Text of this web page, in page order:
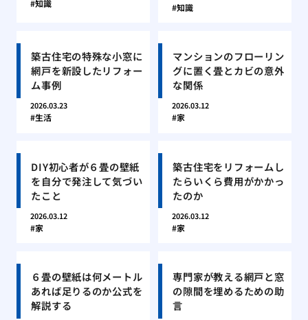
知識 知識
築古住宅の特殊な小窓に
網戸を新設したリフォー
ム事例
2026.03.23
生活
マンションのフローリン
グに置く畳とカビの意外
な関係
2026.03.12
家
DIY初心者が６畳の壁紙
を自分で発注して気づい
たこと
2026.03.12
家
築古住宅をリフォームし
たらいくら費用がかかっ
たのか
2026.03.12
家
６畳の壁紙は何メートル
あれば足りるのか公式を
解説する
専門家が教える網戸と窓
の隙間を埋めるための助
言